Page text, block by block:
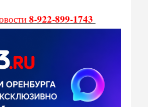
8-922-899-1743